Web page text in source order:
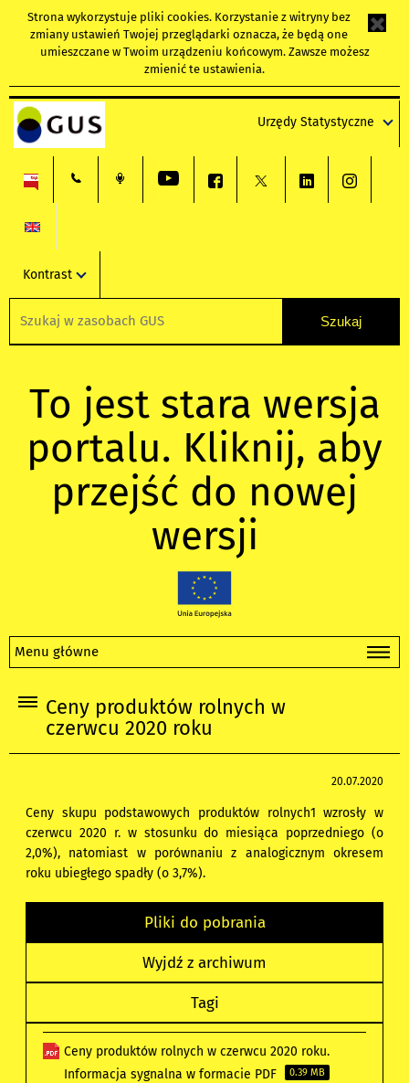
Strona wykorzystuje pliki cookies. Korzystanie z witryny bez
zmiany ustawień Twojej przeglądarki oznacza, że będą one
umieszczane w Twoim urządzeniu końcowym. Zawsze możesz
zmienić te ustawienia.
Urzędy Statystyczne
Kontrast
To jest stara wersja
portalu. Kliknij, aby
przejść do nowej
wersji
Menu główne
Ceny produktów rolnych w
czerwcu 2020 roku
20.07.2020
Ceny skupu podstawowych produktów rolnych1 wzrosły w
czerwcu 2020 r. w stosunku do miesiąca poprzedniego (o
2,0%), natomiast w porównaniu z analogicznym okresem
roku ubiegłego spadły (o 3,7%).
Pliki do pobrania
Wyjdź z archiwum
Tagi
Ceny produktów rolnych w czerwcu 2020 roku.
Informacja sygnalna w formacie PDF
0.39 MB